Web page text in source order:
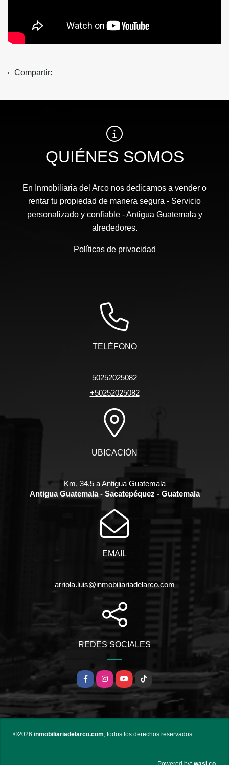
Compartir:
QUIÉNES SOMOS
En Inmobiliaria del Arco nos dedicamos a vender o
rentar tu propiedad de manera segura - Servicio
personalizado y confiable - Antigua Guatemala y
alrededores.
Políticas de privacidad
TELÉFONO
50252025082
+50252025082
UBICACIÓN
Km. 34.5 a Antigua Guatemala
Antigua Guatemala - Sacatepéquez - Guatemala
EMAIL
arriola.luis@inmobiliariadelarco.com
REDES SOCIALES
FacebookInstagramYouTubeTikTok
©2026 inmobiliariadelarco.com, todos los derechos reservados.